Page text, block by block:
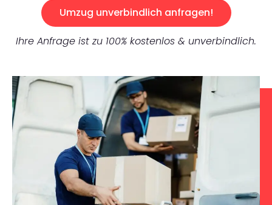
Umzug unverbindlich anfragen!
Ihre Anfrage ist zu 100% kostenlos & unverbindlich.